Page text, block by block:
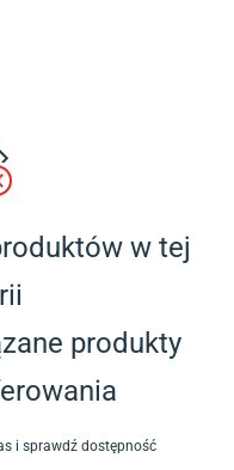
w tej
produkty
i sprawdź dostępność